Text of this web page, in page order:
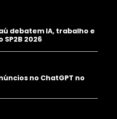
debatem IA, trabalho e
2026
no ChatGPT no